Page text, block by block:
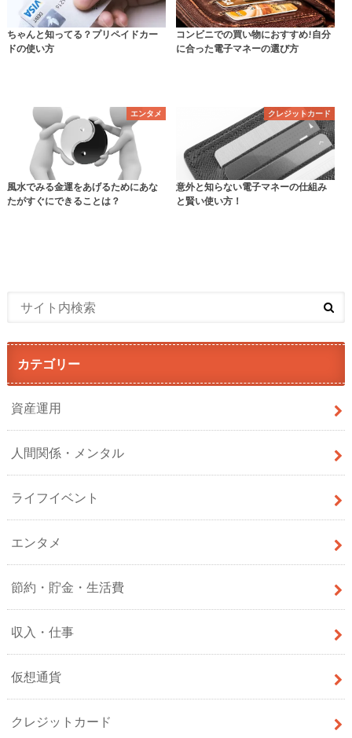
ちゃんと知ってる？プリペイドカー
ドの使い方
コンビニでの買い物におすすめ!自分
に合った電子マネーの選び方
エンタメ
風水でみる金運をあげるためにあな
たがすぐにできることは？
クレジットカード
意外と知らない電子マネーの仕組み
と賢い使い方！
カテゴリー
資産運用
人間関係・メンタル
ライフイベント
エンタメ
節約・貯金・生活費
収入・仕事
仮想通貨
クレジットカード